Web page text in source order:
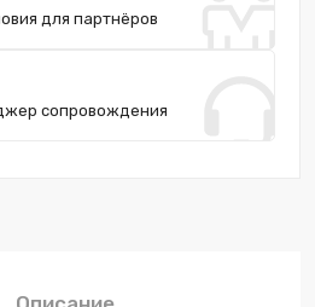
для партнёров
сопровождения